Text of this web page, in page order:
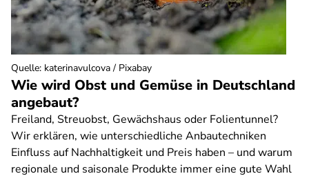
Wie wird Obst und Gemüse in Deutschland
angebaut?
Freiland, Streuobst, Gewächshaus oder Folientunnel?
Wir erklären, wie unterschiedliche Anbautechniken
Einfluss auf Nachhaltigkeit und Preis haben – und warum
regionale und saisonale Produkte immer eine gute Wahl
Quelle: katerinavulcova / Pixabay